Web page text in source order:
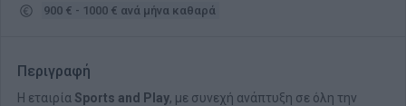
900 € - 1000 € ανά μήνα καθαρά
Περιγραφή
Η εταιρία Sports and Play, με συνεχή ανάπτυξη σε όλη την